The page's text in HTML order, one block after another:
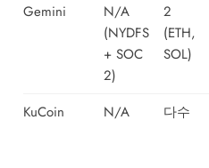
Gemini
N/A
(NYDFS
+ SOC
2)
2
(ETH,
SOL)
KuCoin N/A 다수